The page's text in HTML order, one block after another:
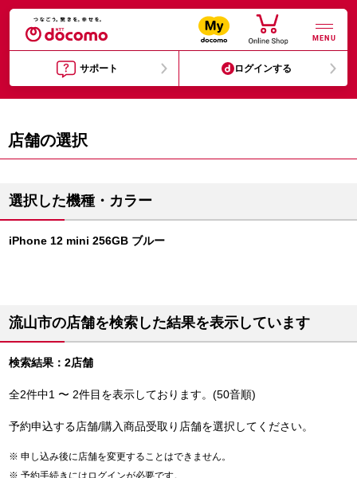
MENU
サポート ログインする
店舗の選択
選択した機種・カラー
iPhone 12 mini 256GB ブルー
流山市の店舗を検索した結果を表示しています
検索結果：2店舗
全2件中1 〜 2件目を表示しております。(50音順)
予約申込する店舗/購入商品受取り店舗を選択してください。
申し込み後に店舗を変更することはできません。
予約手続きにはログインが必要です。